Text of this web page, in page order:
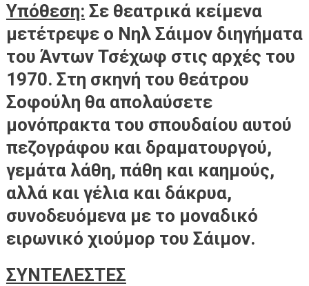
Υπόθεση: Σε θεατρικά κείμενα
μετέτρεψε ο Νηλ Σάιμον διηγήματα
του Άντων Τσέχωφ στις αρχές του
1970. Στη σκηνή του θεάτρου
Σοφούλη θα απολαύσετε
μονόπρακτα του σπουδαίου αυτού
πεζογράφου και δραματουργού,
γεμάτα λάθη, πάθη και καημούς,
αλλά και γέλια και δάκρυα,
συνοδευόμενα με το μοναδικό
ειρωνικό χιούμορ του Σάιμον.
ΣΥΝΤΕΛΕΣΤΕΣ